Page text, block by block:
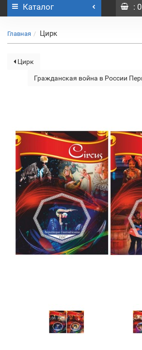
Каталог : 0
Главная Цирк
Цирк
Гражданская война в России